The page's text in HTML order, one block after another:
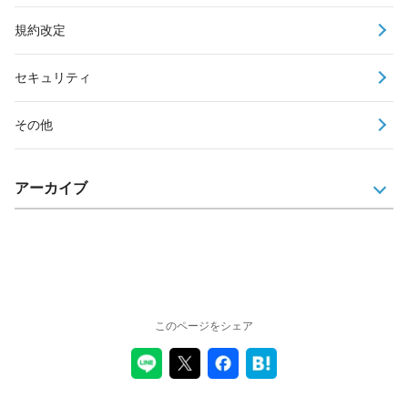
規約改定
セキュリティ
その他
アーカイブ
このページをシェア